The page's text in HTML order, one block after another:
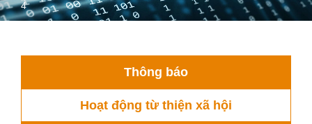
4
Thông báo
Hoạt động từ thiện xã hội